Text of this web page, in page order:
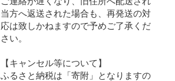
当方へ返送された場合も、再発送の対
応は致しかねますので予めご了承くだ
さい。
【キャンセル等について】
ふるさと納税は「寄附」となりますの